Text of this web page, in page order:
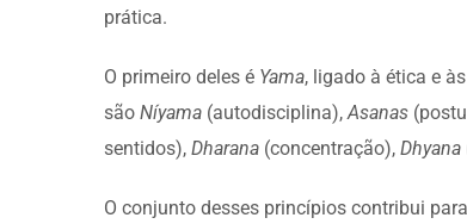
prática.
O primeiro deles é Yama, ligado à ética e
são Níyama (autodisciplina), Asanas
sentidos), Dharana (concentração), Dhyana
O conjunto desses princípios contribui